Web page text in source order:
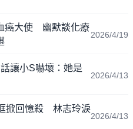
癌大使 幽默談化療
2026/4/19
讓小S嚇壞：她是
2026/4/13
掀回憶殺 林志玲淚
2026/4/13